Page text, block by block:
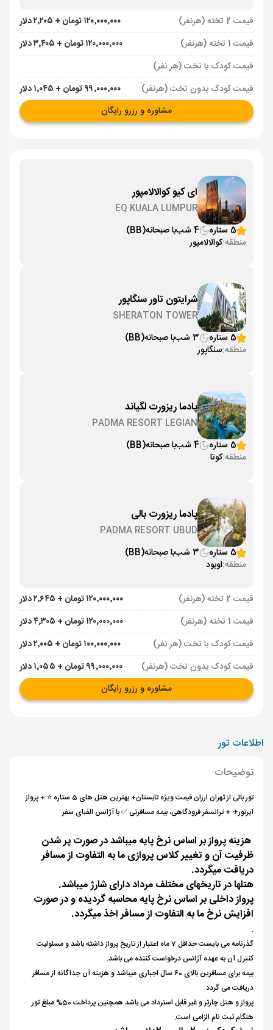
قیمت 2 تخته (هرنفر)
۱۲۰٬۰۰۰٬۰۰۰ تومان + ۲٬۲۰۵ دلار
قیمت 1 تخته (هرنفر)
۱۲۰٬۰۰۰٬۰۰۰ تومان + ۳٬۴۰۵ دلار
قیمت کودک با تخت (هر نفر)
قیمت کودک بدون تخت (هرنفر)
۹۹٬۰۰۰٬۰۰۰ تومان + ۱٬۰۴۵ دلار
مشاوره و رزرو رایگان
ای کیو کوالالامپور
EQ KUALA LUMPUR
5 ستاره
4 شب با صبحانه(BB)
منطقه:کوالالامپور
شرایتون تاور سنگاپور
SHERATON TOWER
5 ستاره
3 شب با صبحانه(BB)
منطقه:سنگاپور
پادما ریزورت لگیاند
PADMA RESORT LEGIAN
5 ستاره
4 شب با صبحانه(BB)
منطقه:کوتا
پادما ریزورت بالی
PADMA RESORT UBUD
5 ستاره
3 شب با صبحانه(BB)
منطقه:اوبود
قیمت 2 تخته (هرنفر)
۱۲۰٬۰۰۰٬۰۰۰ تومان + ۲٬۶۴۵ دلار
قیمت 1 تخته (هرنفر)
۱۲۰٬۰۰۰٬۰۰۰ تومان + ۴٬۳۰۵ دلار
قیمت کودک با تخت (هر نفر)
۱۰۰٬۰۰۰٬۰۰۰ تومان + ۲٬۰۰۵ دلار
قیمت کودک بدون تخت (هرنفر)
۹۹٬۰۰۰٬۰۰۰ تومان + ۱٬۰۵۵ دلار
مشاوره و رزرو رایگان
اطلاعات تور
توضیحات
تور بالی از تهران ارزان قیمت ویژه تابستان+ بهترین هتل های 5 ستاره ⭐️ + پرواز
ایرتور✈️ + ترانسفر فرودگاهی، بیمه مسافرتی ✅ با آژانس الفبای سفر
هزینه پرواز بر اساس نرخ پایه میباشد در صورت پر شدن
ظرفیت آن و تغییر کلاس پروازی ما به التفاوت از مسافر
دریافت میگردد.
هتلها در تاریخهای مختلف مرداد دارای شارژ میباشد.
پرواز داخلی بر اساس نرخ پایه محاسبه گردیده و در صورت
افزایش نرخ ما به التفاوت از مسافر اخذ میگردد.
.
گذرنامه می بایست حداقل 7 ماه اعتبار از تاریخ پرواز داشته باشد و مسئولیت
کنترل آن به عهده آژانس درخواست کننده می باشد.
بیمه برای مسافرین بالای 60 سال اجباری میباشد و هزینه آن جداگانه از مسافر
دریافت می گردد.
پرواز و هتل چارتر و غیر قابل استرداد می باشد همچنین پرداخت 50% مبلغ تور
هنگام ثبت نام الزامی است.